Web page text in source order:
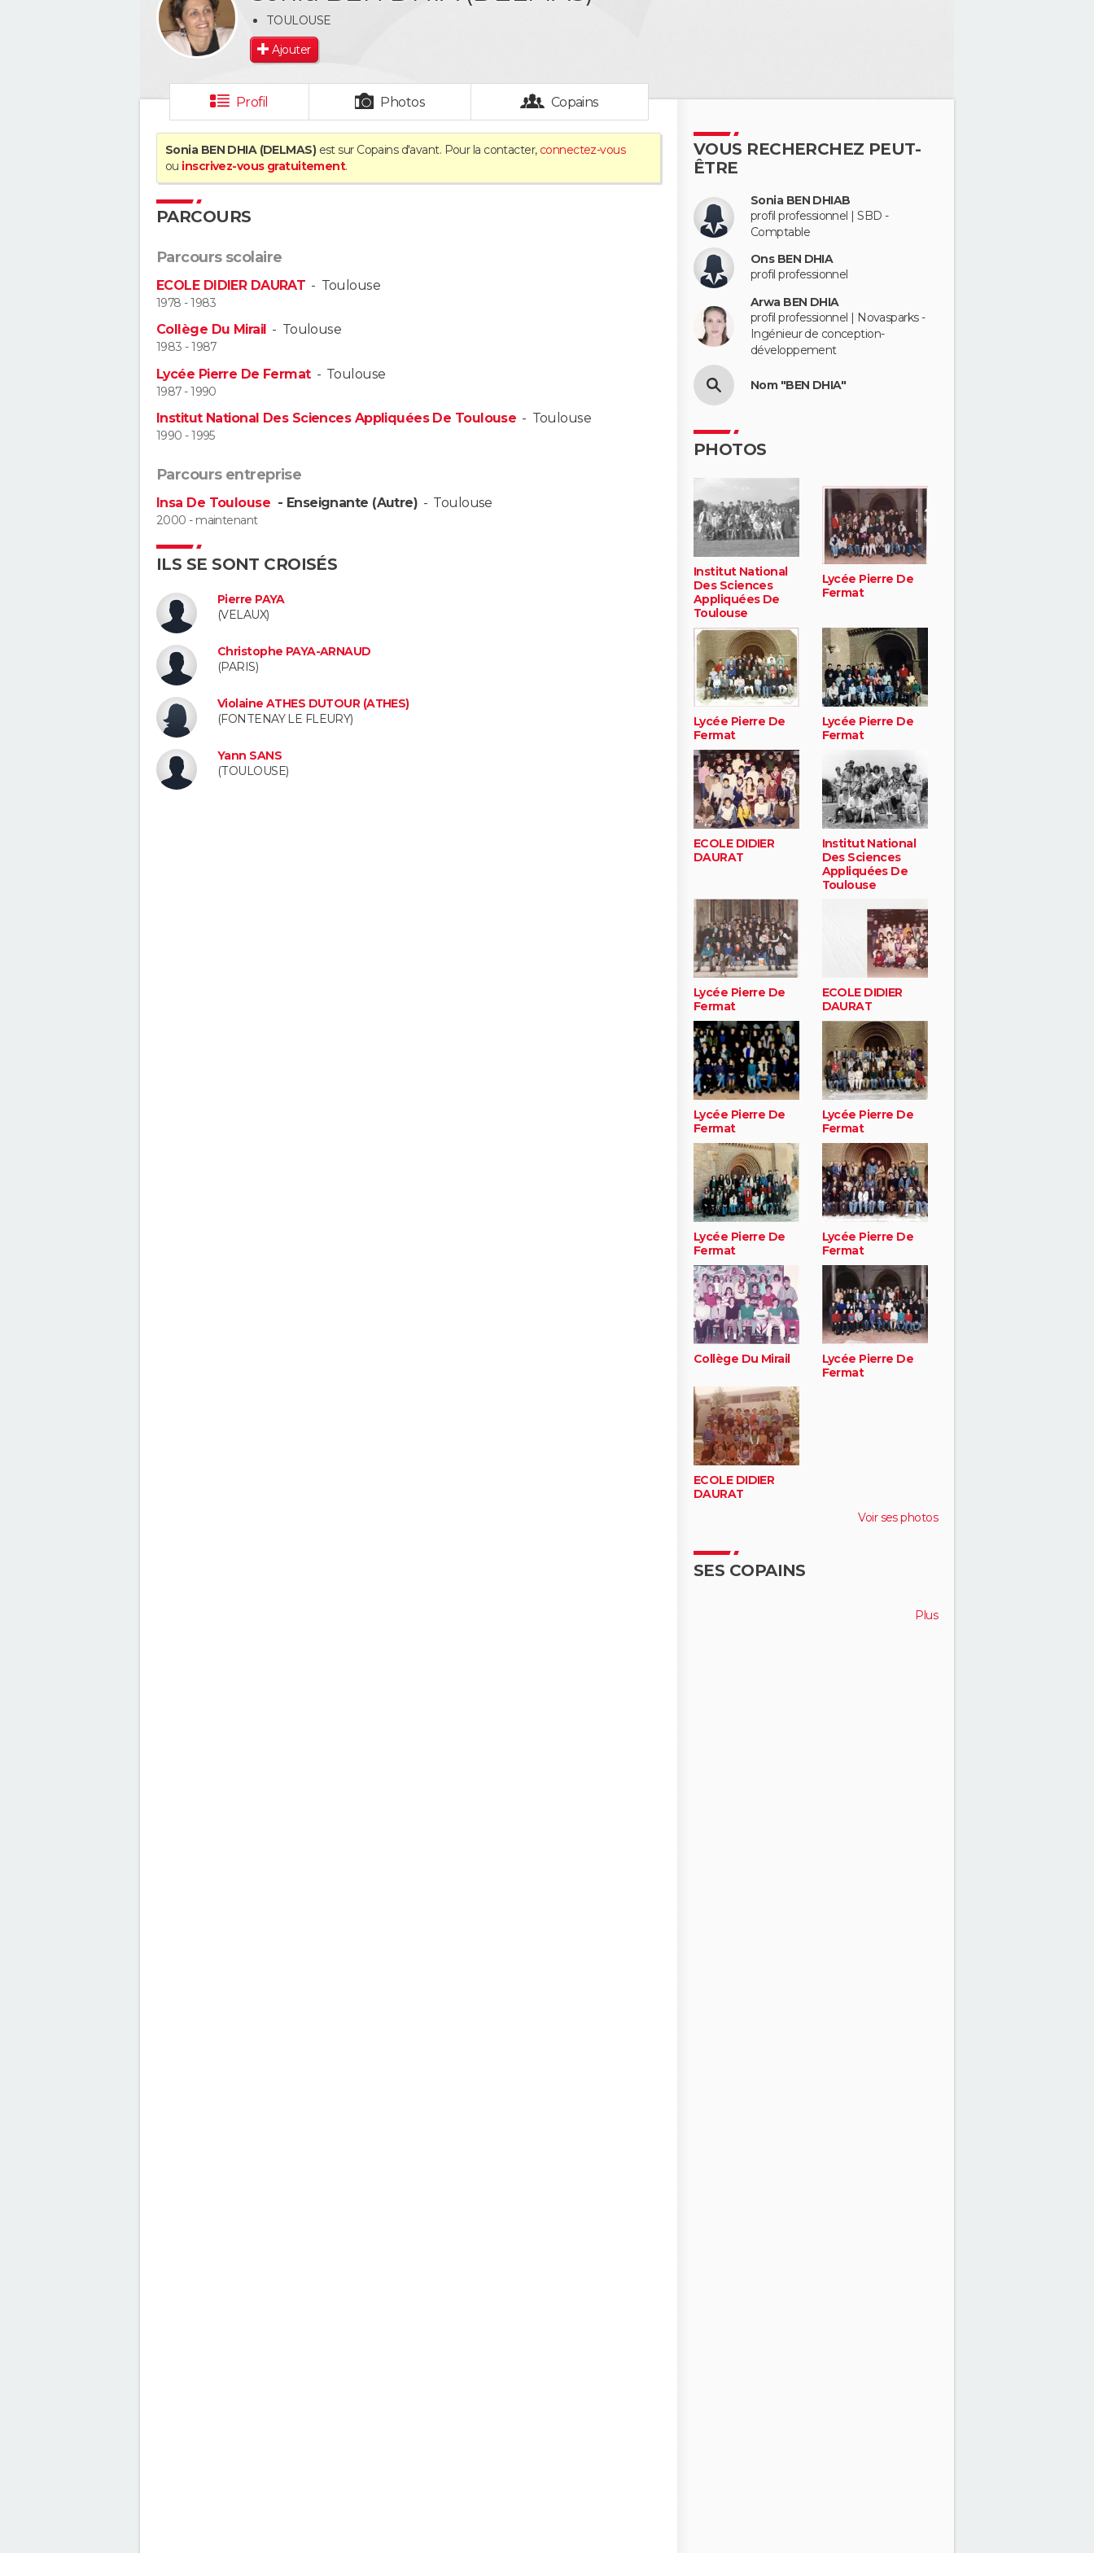
TOULOUSE
Ajouter
Profil Photos Copains
Sonia BEN DHIA (DELMAS) est sur Copains d'avant. Pour la contacter, connectez-vous
ou inscrivez-vous gratuitement.
PARCOURS
Parcours scolaire
ECOLE DIDIER DAURAT - Toulouse
1978 - 1983
Collège Du Mirail - Toulouse
1983 - 1987
Lycée Pierre De Fermat- Toulouse
1987 - 1990
Institut National Des Sciences Appliquées De Toulouse - Toulouse
1990 - 1995
Parcours entreprise
Insa De Toulouse - Enseignante (Autre) - Toulouse
2000 - maintenant
ILS SE SONT CROISÉS
Pierre PAYA
(VELAUX)
Christophe PAYA-ARNAUD
(PARIS)
Violaine ATHES DUTOUR (ATHES)
(FONTENAY LE FLEURY)
Yann SANS
(TOULOUSE)
VOUS RECHERCHEZ PEUT-
ÊTRE
Sonia BEN DHIAB
profil professionnel | SBD -
Comptable
Ons BEN DHIA
profil professionnel
Arwa BEN DHIA
profil professionnel | Novasparks -
Ingénieur de conception-
développement
Nom "BEN DHIA"
PHOTOS
Institut National
Des Sciences
Appliquées De
Toulouse
Lycée Pierre De
Fermat
Lycée Pierre De
Fermat
Lycée Pierre De
Fermat
ECOLE DIDIER
DAURAT
Institut National
Des Sciences
Appliquées De
Toulouse
Lycée Pierre De
Fermat
ECOLE DIDIER
DAURAT
Lycée Pierre De
Fermat
Lycée Pierre De
Fermat
Lycée Pierre De
Fermat
Lycée Pierre De
Fermat
Collège Du Mirail
Lycée Pierre De
Fermat
ECOLE DIDIER
DAURAT
Voir ses photos
SES COPAINS
Plus